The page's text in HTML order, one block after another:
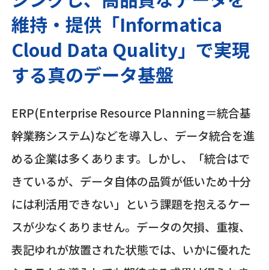
維持・提供「Informatica
Cloud Data Quality」で実現
する真のデータ基盤
ERP(Enterprise Resource Planning＝統合基
幹業務システム)などを導入し、データ統合を進
める企業は多くあります。しかし、「統合はで
きているが、データ自体の品質が低いため十分
には利活用できない」という課題を抱えるケー
スが少なくありません。データの欠損、重複、
表記ゆれが放置された状態では、いかに優れた